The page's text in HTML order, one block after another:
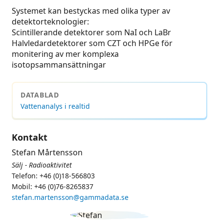
Systemet kan bestyckas med olika typer av
detektorteknologier:
Scintillerande detektorer som NaI och LaBr
Halvledardetektorer som CZT och HPGe för
monitering av mer komplexa
isotopsammansättningar
DATABLAD
Vattenanalys i realtid
Kontakt
Stefan Mårtensson
Sälj - Radioaktivitet
Telefon: +46 (0)18-566803
Mobil: +46 (0)76-8265837
stefan.martensson@gammadata.se